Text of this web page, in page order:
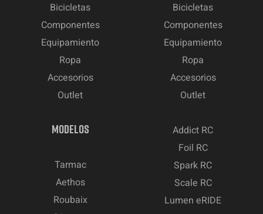
Bicicletas
Componentes
Equipamiento
Ropa
Accesorios
Outlet
Bicicletas
Componentes
Equipamiento
Ropa
Accesorios
Outlet
MODELOS
Tarmac
Aethos
Roubaix
Addict RC
Foil RC
Spark RC
Scale RC
Lumen eRIDE